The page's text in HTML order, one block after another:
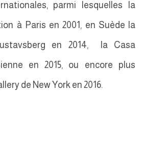
parmi lesquelles la
à Paris en 2001, en Suède la
en 2014, la Casa
en 2015, ou encore plus
de New York en 2016.